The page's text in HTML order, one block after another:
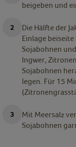
beigeben und
Die Hälfte der
Einlage
Sojabohnen
Ingwer,
Sojabohnen
legen. Für 15
Mit Meersalz
Sojabohnen